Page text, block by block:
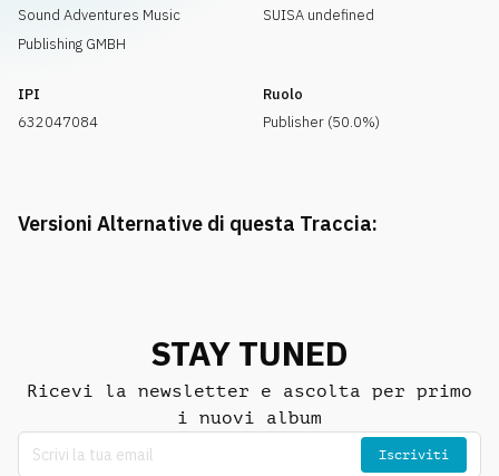
Sound Adventures Music
Publishing GMBH
SUISA undefined
IPI
632047084
Ruolo
Publisher (50.0%)
Versioni Alternative di questa Traccia:
STAY TUNED
Ricevi la newsletter e ascolta per primo
i nuovi album
Iscriviti